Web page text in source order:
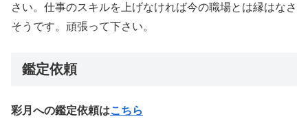
さい。仕事のスキルを上げなければ今の職場とは縁はなさ
そうです。頑張って下さい。
鑑定依頼
彩月への鑑定依頼はこちら